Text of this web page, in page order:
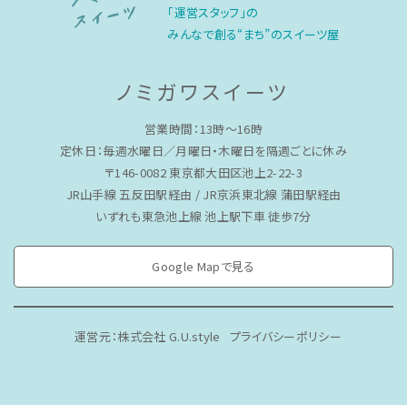
「運営スタッフ」の
みんなで創る“まち”のスイーツ屋
ノミガワスイーツ
営業時間：13時〜16時
定休日：毎週水曜日／月曜日・木曜日を隔週ごとに休み
〒146-0082 東京都大田区池上2-22-3
JR山手線 五反田駅経由 / JR京浜東北線 蒲田駅経由
いずれも東急池上線 池上駅下車 徒歩7分
Google Mapで見る
運営元：株式会社 G.U.style プライバシーポリシー